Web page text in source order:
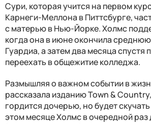
Сури, которая учится на первом
Карнеги-Меллона в Питтсбурге,
с матерью в Нью-Йорке. Холмс
когда она в июне окончила
Гуардиа, а затем два месяца спустя
переехать в общежитие колледжа.
Размышляя о важном событии в
рассказала изданию Town &
гордится дочерью, но будет
этом месяце Холмс в очередной раз